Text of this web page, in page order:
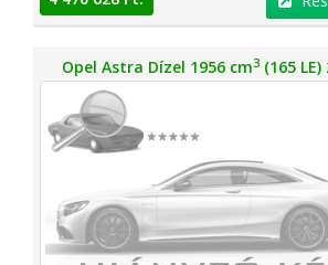
Opel Astra Dízel 1956 cm3(165 LE)